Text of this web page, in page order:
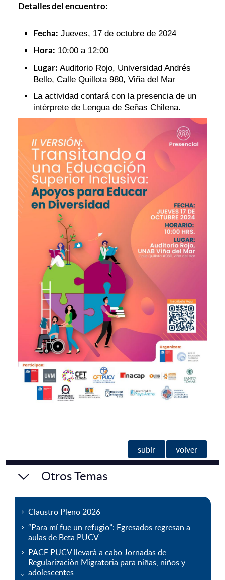
Detalles del encuentro:
Fecha: Jueves, 17 de octubre de 2024
Hora: 10:00 a 12:00
Lugar: Auditorio Rojo, Universidad Andrés
Bello, Calle Quillota 980, Viña del Mar
La actividad contará con la presencia de un
intérprete de Lengua de Señas Chilena.
subir volver
Otros Temas
Claustro Pleno 2026
“Para mí fue un refugio”: Egresados regresan a
aulas de Beta PUCV
PACE PUCV llevarà a cabo Jornadas de
Regularizaciòn Migratoria para niñas, niños y
adolescentes